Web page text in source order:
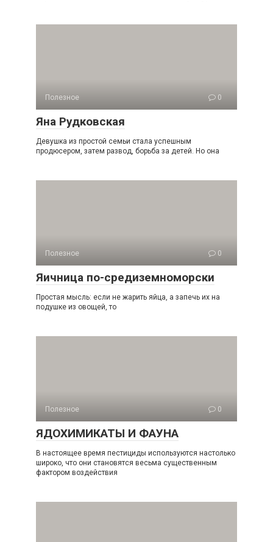
Полезное 0
Яна Рудковская
Девушка из простой семьи стала успешным
продюсером, затем развод, борьба за детей. Но она
Полезное 0
Яичница по-средиземноморски
Простая мысль: если не жарить яйца, а запечь их на
подушке из овощей, то
Полезное 0
ЯДОХИМИКАТЫ И ФАУНА
В настоящее время пестициды используются настолько
широко, что они становятся весьма существенным
фактором воздействия